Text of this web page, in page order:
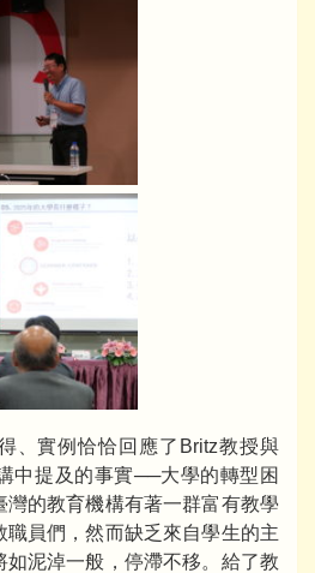
、實例恰恰回應了Britz教授與
中提及的事實──大學的轉型困
的教育機構有著一群富有教學
員們，然而缺乏來自學生的主
泥淖一般，停滯不移。給了教